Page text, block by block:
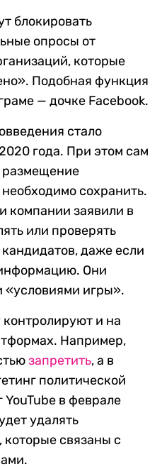
блокировать
опросы от
которые
Подобная функция
— дочке Facebook.
стало
года. При этом сам
размещение
сохранить.
компании заявили в
или проверять
даже если
Они
«условиями игры».
и на
Например,
запретить, а в
политической
в феврале
удалять
связаны с